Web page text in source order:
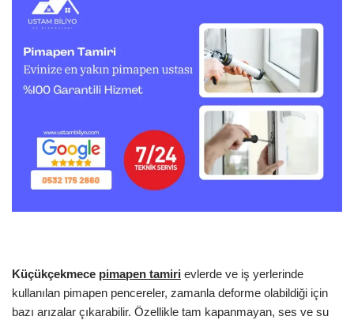
Küçükçekmece pimapen tamiri evlerde ve iş yerlerinde
kullanılan pimapen pencereler, zamanla deforme olabildiği için
bazı arızalar çıkarabilir. Özellikle tam kapanmayan, ses ve su